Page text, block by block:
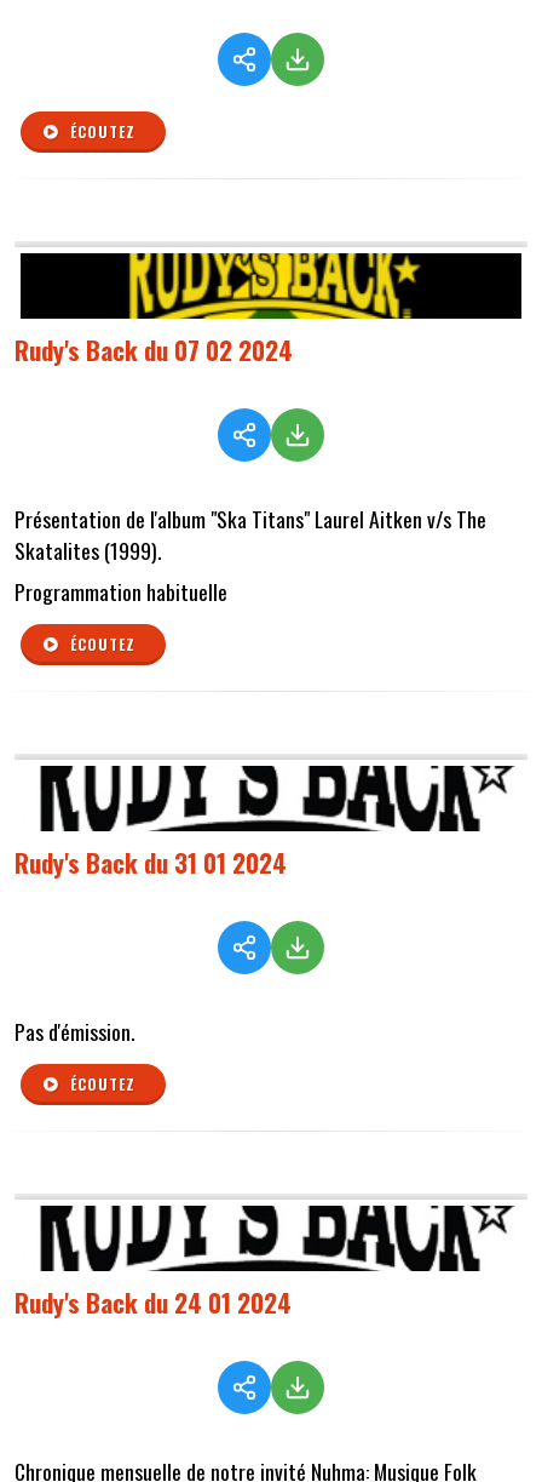
ÉCOUTEZ
Rudy's Back du 07 02 2024
Présentation de l'album "Ska Titans" Laurel Aitken v/s The
Skatalites (1999).
Programmation habituelle
ÉCOUTEZ
Rudy's Back du 31 01 2024
Pas d'émission.
ÉCOUTEZ
Rudy's Back du 24 01 2024
Chronique mensuelle de notre invité Nuhma: Musique Folk